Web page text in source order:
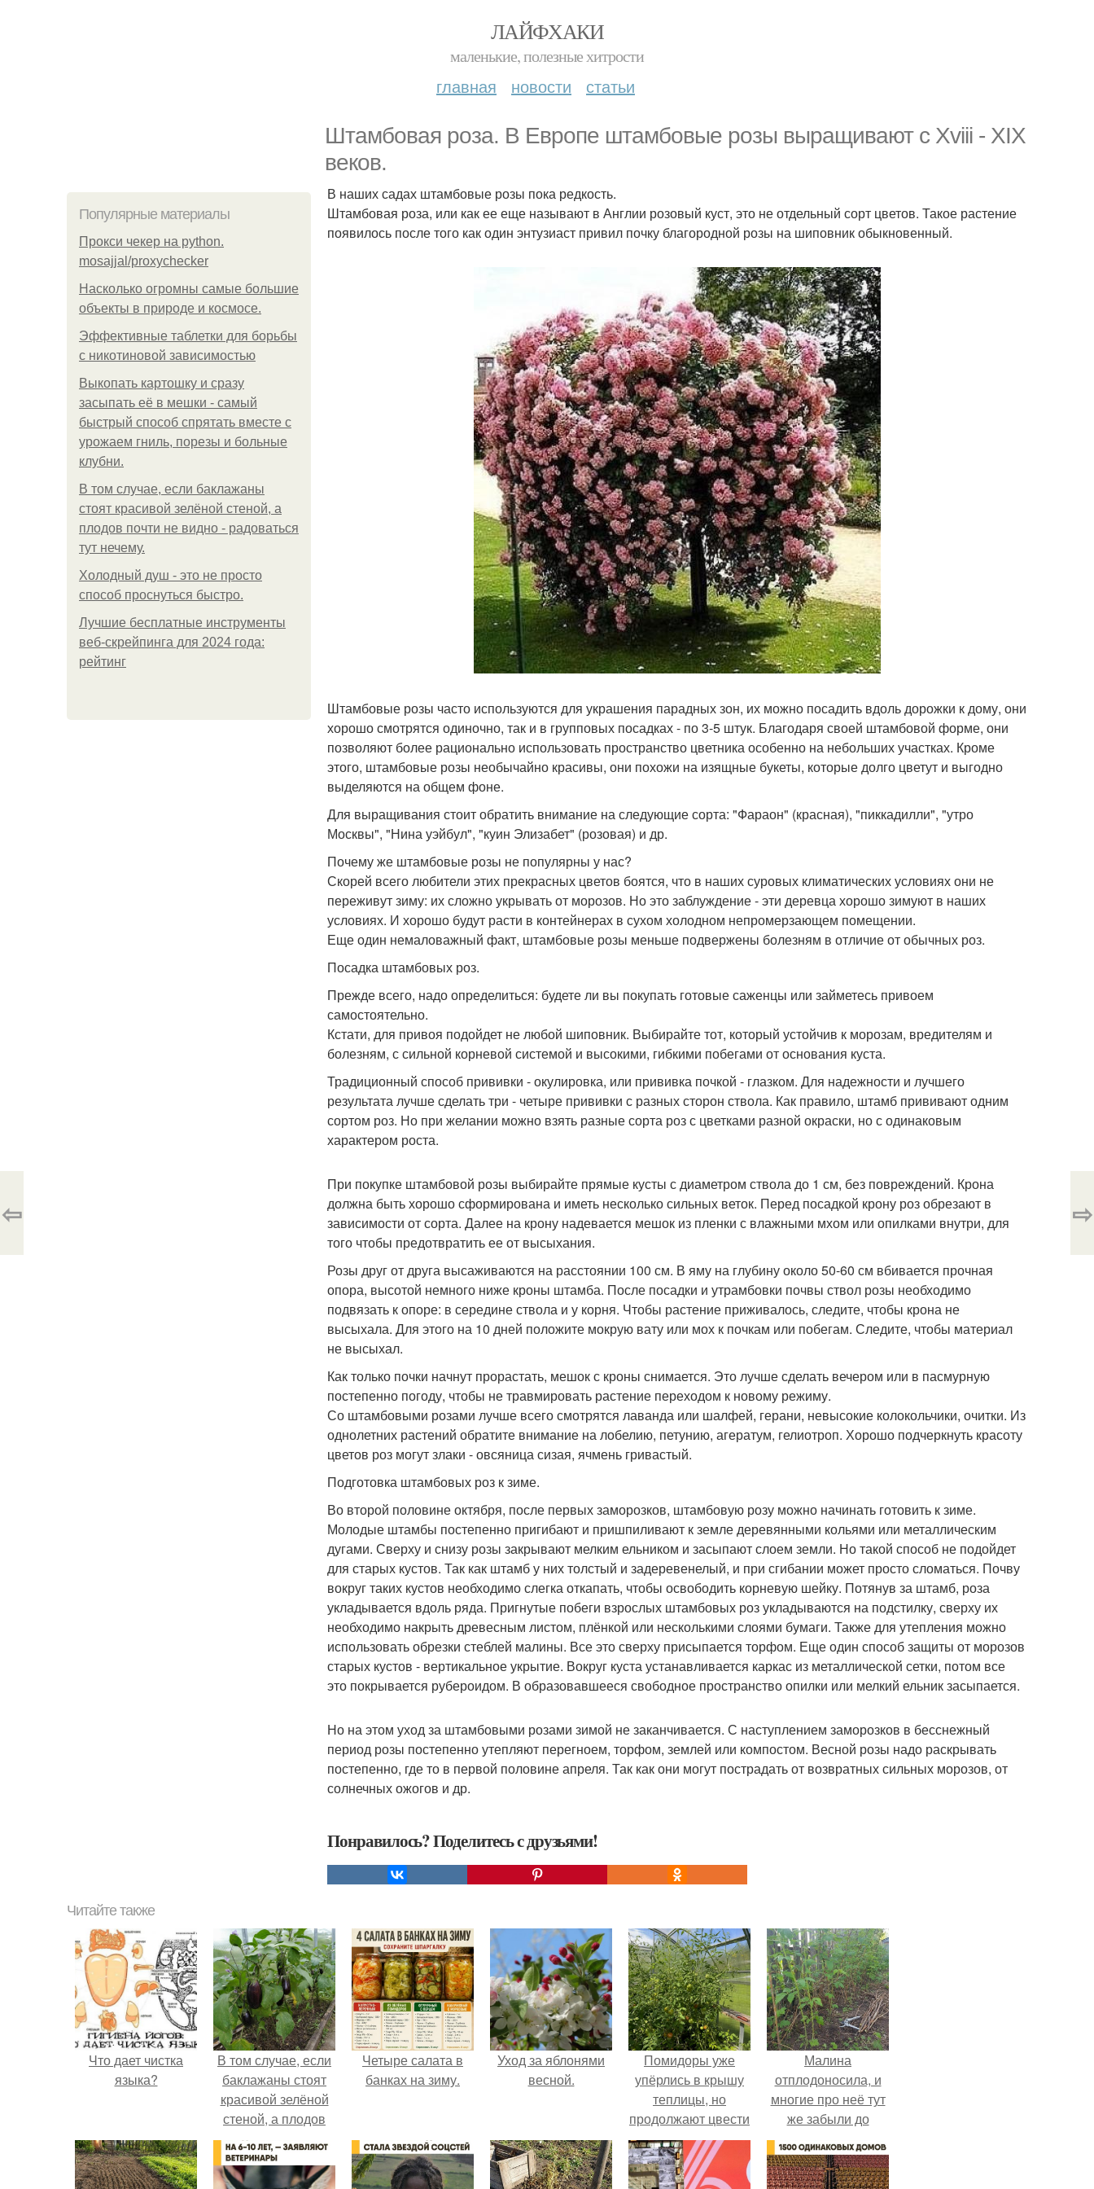
ЛАЙФХАКИ
маленькие, полезные хитрости
главная новости статьи
Штамбовая роза. В Европе штамбовые розы выращивают с Xviii - XIX
веков.
Популярные материалы
Прокси чекер на python.
mosajjal/proxychecker
Насколько огромны самые большие
объекты в природе и космосе.
Эффективные таблетки для борьбы
с никотиновой зависимостью
Выкопать картошку и сразу
засыпать её в мешки - самый
быстрый способ спрятать вместе с
урожаем гниль, порезы и больные
клубни.
В том случае, если баклажаны
стоят красивой зелёной стеной, а
плодов почти не видно - радоваться
тут нечему.
Холодный душ - это не просто
способ проснуться быстро.
Лучшие бесплатные инструменты
веб-скрейпинга для 2024 года:
рейтинг
В наших садах штамбовые розы пока редкость.
Штамбовая роза, или как ее еще называют в Англии розовый куст, это не отдельный сорт цветов. Такое растение
появилось после того как один энтузиаст привил почку благородной розы на шиповник обыкновенный.
Штамбовые розы часто используются для украшения парадных зон, их можно посадить вдоль дорожки к дому, они
хорошо смотрятся одиночно, так и в групповых посадках - по 3-5 штук. Благодаря своей штамбовой форме, они
позволяют более рационально использовать пространство цветника особенно на небольших участках. Кроме
этого, штамбовые розы необычайно красивы, они похожи на изящные букеты, которые долго цветут и выгодно
выделяются на общем фоне.
Для выращивания стоит обратить внимание на следующие сорта: "Фараон" (красная), "пиккадилли", "утро
Москвы", "Нина уэйбул", "куин Элизабет" (розовая) и др.
Почему же штамбовые розы не популярны у нас?
Скорей всего любители этих прекрасных цветов боятся, что в наших суровых климатических условиях они не
переживут зиму: их сложно укрывать от морозов. Но это заблуждение - эти деревца хорошо зимуют в наших
условиях. И хорошо будут расти в контейнерах в сухом холодном непромерзающем помещении.
Еще один немаловажный факт, штамбовые розы меньше подвержены болезням в отличие от обычных роз.
Посадка штамбовых роз.
Прежде всего, надо определиться: будете ли вы покупать готовые саженцы или займетесь привоем
самостоятельно.
Кстати, для привоя подойдет не любой шиповник. Выбирайте тот, который устойчив к морозам, вредителям и
болезням, с сильной корневой системой и высокими, гибкими побегами от основания куста.
Традиционный способ прививки - окулировка, или прививка почкой - глазком. Для надежности и лучшего
результата лучше сделать три - четыре прививки с разных сторон ствола. Как правило, штамб прививают одним
сортом роз. Но при желании можно взять разные сорта роз с цветками разной окраски, но с одинаковым
характером роста.
При покупке штамбовой розы выбирайте прямые кусты с диаметром ствола до 1 см, без повреждений. Крона
должна быть хорошо сформирована и иметь несколько сильных веток. Перед посадкой крону роз обрезают в
зависимости от сорта. Далее на крону надевается мешок из пленки с влажными мхом или опилками внутри, для
того чтобы предотвратить ее от высыхания.
Розы друг от друга высаживаются на расстоянии 100 см. В яму на глубину около 50-60 см вбивается прочная
опора, высотой немного ниже кроны штамба. После посадки и утрамбовки почвы ствол розы необходимо
подвязать к опоре: в середине ствола и у корня. Чтобы растение приживалось, следите, чтобы крона не
высыхала. Для этого на 10 дней положите мокрую вату или мох к почкам или побегам. Следите, чтобы материал
не высыхал.
Как только почки начнут прорастать, мешок с кроны снимается. Это лучше сделать вечером или в пасмурную
постепенно погоду, чтобы не травмировать растение переходом к новому режиму.
Со штамбовыми розами лучше всего смотрятся лаванда или шалфей, герани, невысокие колокольчики, очитки. Из
однолетних растений обратите внимание на лобелию, петунию, агератум, гелиотроп. Хорошо подчеркнуть красоту
цветов роз могут злаки - овсяница сизая, ячмень гривастый.
Подготовка штамбовых роз к зиме.
Во второй половине октября, после первых заморозков, штамбовую розу можно начинать готовить к зиме.
Молодые штамбы постепенно пригибают и пришпиливают к земле деревянными кольями или металлическим
дугами. Сверху и снизу розы закрывают мелким ельником и засыпают слоем земли. Но такой способ не подойдет
для старых кустов. Так как штамб у них толстый и задеревенелый, и при сгибании может просто сломаться. Почву
вокруг таких кустов необходимо слегка откапать, чтобы освободить корневую шейку. Потянув за штамб, роза
укладывается вдоль ряда. Пригнутые побеги взрослых штамбовых роз укладываются на подстилку, сверху их
необходимо накрыть древесным листом, плёнкой или несколькими слоями бумаги. Также для утепления можно
использовать обрезки стеблей малины. Все это сверху присыпается торфом. Еще один способ защиты от морозов
старых кустов - вертикальное укрытие. Вокруг куста устанавливается каркас из металлической сетки, потом все
это покрывается рубероидом. В образовавшееся свободное пространство опилки или мелкий ельник засыпается.
Но на этом уход за штамбовыми розами зимой не заканчивается. С наступлением заморозков в бесснежный
период розы постепенно утепляют перегноем, торфом, землей или компостом. Весной розы надо раскрывать
постепенно, где то в первой половине апреля. Так как они могут пострадать от возвратных сильных морозов, от
солнечных ожогов и др.
Понравилось? Поделитесь с друзьями!
⇦ ⇨
Читайте также
Что дает чистка
языка?
В том случае, если
баклажаны стоят
красивой зелёной
стеной, а плодов
почти не видно -
радоваться тут
нечему.
Четыре салата в
банках на зиму.
Уход за яблонями
весной.
Помидоры уже
упёрлись в крышу
теплицы, но
продолжают цвести
как сумасшедшие?
Малина
отплодоносила, и
многие про неё тут
же забыли до
следующего лета.